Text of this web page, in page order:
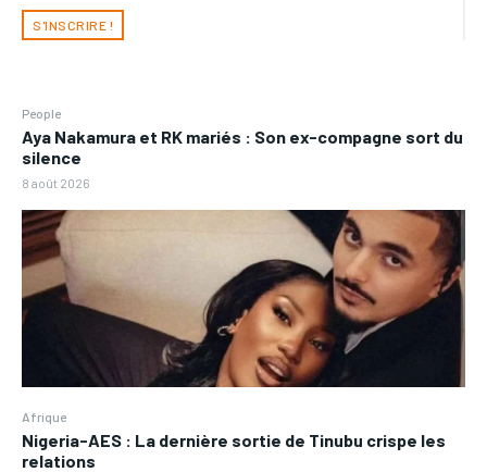
S'INSCRIRE !
People
Aya Nakamura et RK mariés : Son ex-compagne sort du
silence
8 août 2026
Afrique
Nigeria-AES : La dernière sortie de Tinubu crispe les
relations